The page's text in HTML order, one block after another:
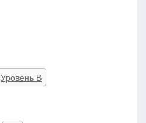
Уровень В